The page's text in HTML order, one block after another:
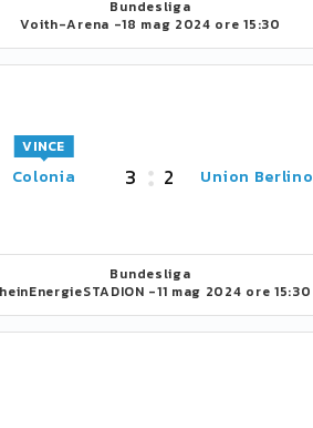
Bundesliga
Voith-Arena -18 mag 2024 ore 15:30
Colonia
VINCE
3 2 Union Berlino
Bundesliga
-11 mag 2024 ore 15:30